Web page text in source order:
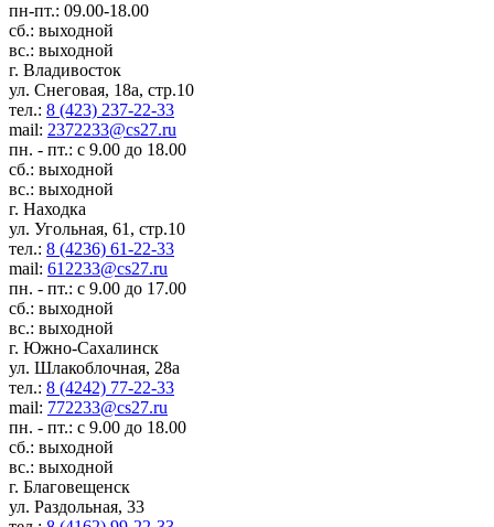
пн-пт.: 09.00-18.00
сб.: выходной
вс.: выходной
г. Владивосток
ул. Снеговая, 18а, стр.10
тел.: 8 (423) 237-22-33
mail: 2372233@cs27.ru
пн. - пт.: с 9.00 до 18.00
сб.: выходной
вс.: выходной
г. Находка
ул. Угольная, 61, стр.10
тел.: 8 (4236) 61-22-33
mail: 612233@cs27.ru
пн. - пт.: с 9.00 до 17.00
сб.: выходной
вс.: выходной
г. Южно-Сахалинск
ул. Шлакоблочная, 28а
тел.: 8 (4242) 77-22-33
mail: 772233@cs27.ru
пн. - пт.: с 9.00 до 18.00
сб.: выходной
вс.: выходной
г. Благовещенск
ул. Раздольная, 33